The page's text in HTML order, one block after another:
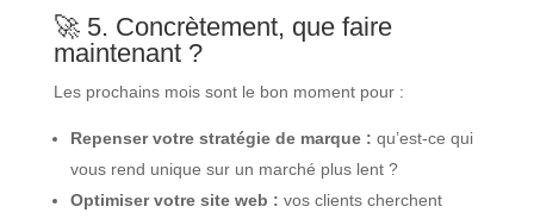
🚀 5. Concrètement, que faire
maintenant ?
Les prochains mois sont le bon moment pour :
Repenser votre stratégie de marque : qu’est-ce qui
vous rend unique sur un marché plus lent ?
Optimiser votre site web : vos clients cherchent